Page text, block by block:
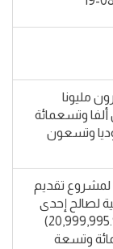
عشرون مليونا
وتسعمائة
وتسعون
تقديم
لصالح إحدى
الجهات الحكومية، بقيمة (20,999,995.90)
وتسعة